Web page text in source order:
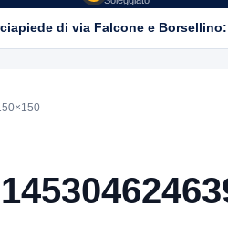
di via Falcone e